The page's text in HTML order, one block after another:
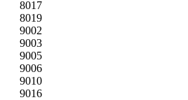
8017
8019
9002
9003
9005
9006
9010
9016